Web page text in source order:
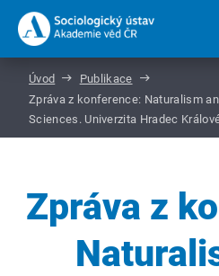
Úvod
Publikace
Zpráva z konference: Naturalism
Sciences. Univerzita Hradec
Zpráva z